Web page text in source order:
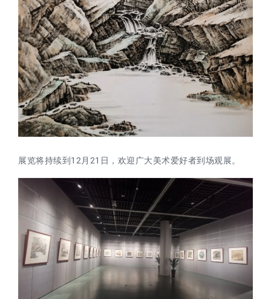
展览将持续到12月21日，欢迎广大美术爱好者到场观展。